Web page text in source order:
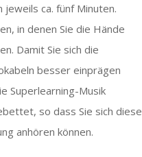
jeweils ca. fünf Minuten.
in denen Sie die Hände
Damit Sie sich die
besser einprägen
Superlearning-Musik
so dass Sie sich diese
anhören können.